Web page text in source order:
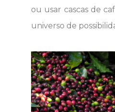
ou usar cascas de
universo de